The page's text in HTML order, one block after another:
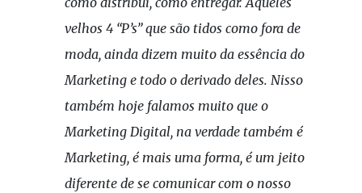
velhos 4 “P’s” que são tidos como fora de
moda, ainda dizem muito da essência do
Marketing e todo o derivado deles. Nisso
também hoje falamos muito que o
Marketing Digital, na verdade também é
Marketing, é mais uma forma, é um jeito
diferente de se comunicar com o nosso